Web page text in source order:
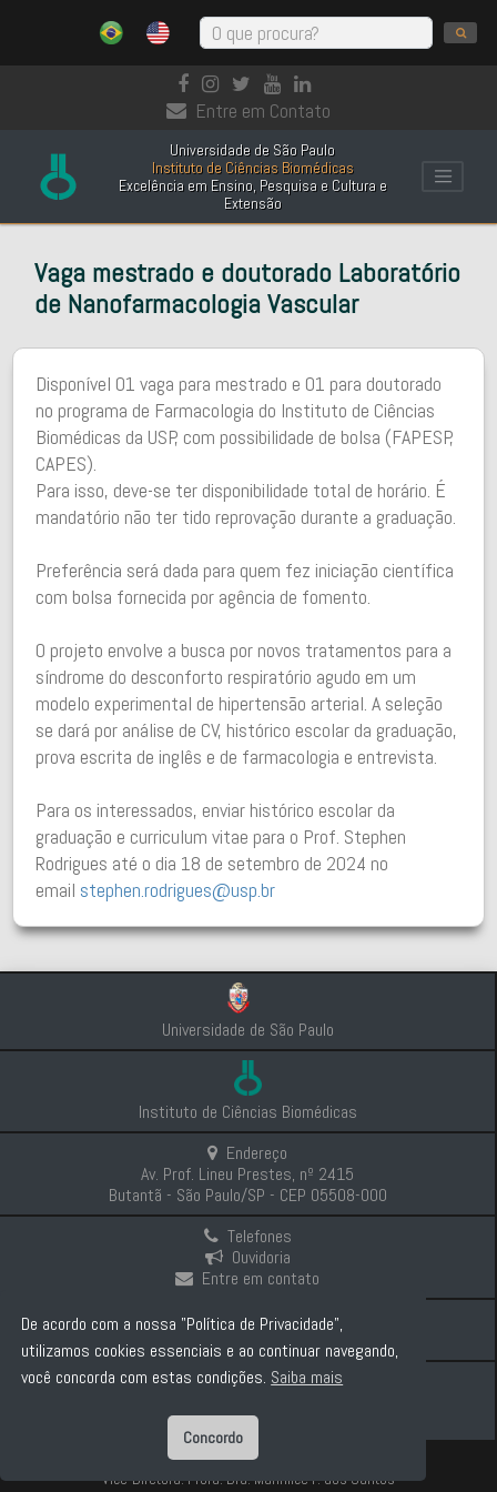
Entre em Contato
Universidade de São Paulo
Instituto de Ciências Biomédicas
Excelência em Ensino, Pesquisa e Cultura e
Extensão
Vaga mestrado e doutorado Laboratório
de Nanofarmacologia Vascular
Disponível 01 vaga para mestrado e 01 para doutorado
no programa de Farmacologia do Instituto de Ciências
Biomédicas da USP, com possibilidade de bolsa (FAPESP,
CAPES).
Para isso, deve-se ter disponibilidade total de horário. É
mandatório não ter tido reprovação durante a graduação.
Preferência será dada para quem fez iniciação científica
com bolsa fornecida por agência de fomento.
O projeto envolve a busca por novos tratamentos para a
síndrome do desconforto respiratório agudo em um
modelo experimental de hipertensão arterial. A seleção
se dará por análise de CV, histórico escolar da graduação,
prova escrita de inglês e de farmacologia e entrevista.
Para os interessados, enviar histórico escolar da
graduação e curriculum vitae para o Prof. Stephen
Rodrigues até o dia 18 de setembro de 2024 no
email stephen.rodrigues@usp.br
Universidade de São Paulo
Instituto de Ciências Biomédicas
Endereço
Av. Prof. Lineu Prestes, nº 2415
Butantã - São Paulo/SP - CEP 05508-000
Telefones
Ouvidoria
Entre em contato
Intranet
Comunicação e Imprensa
Politica de Privacidade
Diretor: Prof. Dr. Carlos Pelleschi Taborda
Vice-Diretora: Profa. Dra. Marinilce F. dos Santos
De acordo com a nossa "Política de Privacidade",
utilizamos cookies essenciais e ao continuar navegando,
você concorda com estas condições. Saiba mais
Concordo